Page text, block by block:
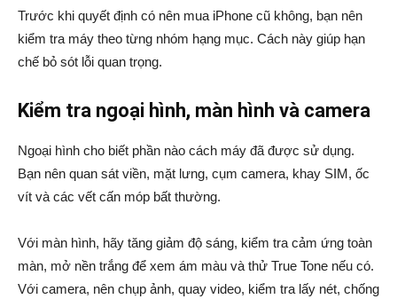
Trước khi quyết định có nên mua iPhone cũ không, bạn nên
kiểm tra máy theo từng nhóm hạng mục. Cách này giúp hạn
chế bỏ sót lỗi quan trọng.
Kiểm tra ngoại hình, màn hình và camera
Ngoại hình cho biết phần nào cách máy đã được sử dụng.
Bạn nên quan sát viền, mặt lưng, cụm camera, khay SIM, ốc
vít và các vết cấn móp bất thường.
Với màn hình, hãy tăng giảm độ sáng, kiểm tra cảm ứng toàn
màn, mở nền trắng để xem ám màu và thử True Tone nếu có.
Với camera, nên chụp ảnh, quay video, kiểm tra lấy nét, chống